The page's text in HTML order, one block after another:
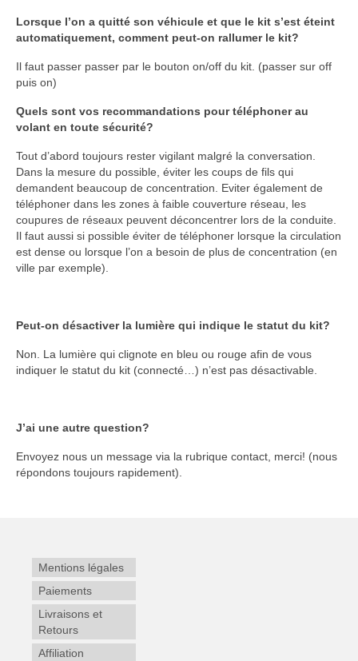
Lorsque l’on a quitté son véhicule et que le kit s’est éteint
automatiquement, comment peut-on rallumer le kit?
Il faut passer passer par le bouton on/off du kit. (passer sur off
puis on)
Quels sont vos recommandations pour téléphoner au
volant en toute sécurité?
Tout d’abord toujours rester vigilant malgré la conversation.
Dans la mesure du possible, éviter les coups de fils qui
demandent beaucoup de concentration. Eviter également de
téléphoner dans les zones à faible couverture réseau, les
coupures de réseaux peuvent déconcentrer lors de la conduite.
Il faut aussi si possible éviter de téléphoner lorsque la circulation
est dense ou lorsque l’on a besoin de plus de concentration (en
ville par exemple).
Peut-on désactiver la lumière qui indique le statut du kit?
Non. La lumière qui clignote en bleu ou rouge afin de vous
indiquer le statut du kit (connecté…) n’est pas désactivable.
J’ai une autre question?
Envoyez nous un message via la rubrique contact, merci! (nous
répondons toujours rapidement).
Mentions légales
Paiements
Livraisons et
Retours
Affiliation